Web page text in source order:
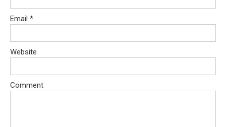
Email *
Website
Comment